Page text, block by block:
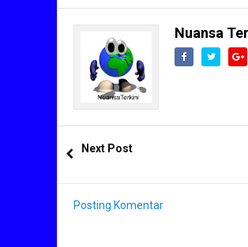
Nuansa
Next Post
Posting Komentar